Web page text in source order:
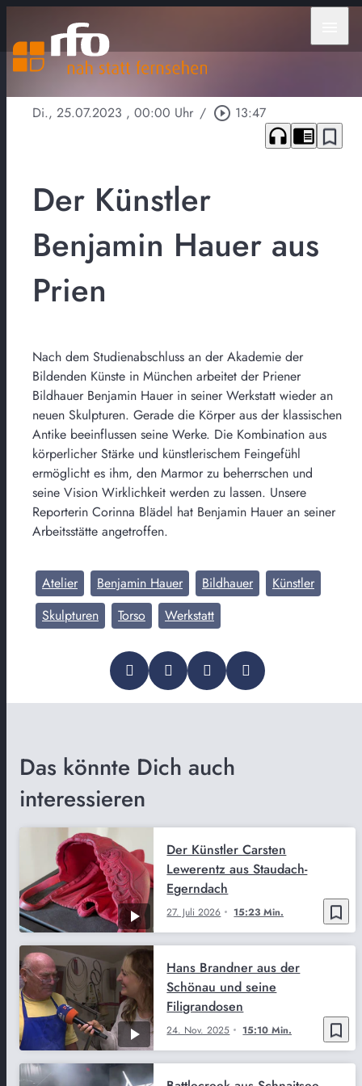
Di., 25.07.2023 , 00:00 Uhr / play_circle_outline 13:47
headphones chrome_reader_mode bookmark_border
Der Künstler
Benjamin Hauer aus
Prien
Nach dem Studienabschluss an der Akademie der
Bildenden Künste in München arbeitet der Priener
Bildhauer Benjamin Hauer in seiner Werkstatt wieder an
neuen Skulpturen. Gerade die Körper aus der klassischen
Antike beeinflussen seine Werke. Die Kombination aus
körperlicher Stärke und künstlerischem Feingefühl
ermöglicht es ihm, den Marmor zu beherrschen und
seine Vision Wirklichkeit werden zu lassen. Unsere
Reporterin Corinna Blädel hat Benjamin Hauer an seiner
Arbeitsstätte angetroffen.
Atelier Benjamin Hauer Bildhauer
Künstler
Skulpturen
Torso Werkstatt
Das könnte Dich auch
interessieren
bookmark_border
27. Juli 2026 15:23 Min.
Der Künstler Carsten
Lewerentz aus Staudach-
Egerndach
bookmark_border
24. Nov. 2025 15:10 Min.
Hans Brandner aus der
Schönau und seine
Filigrandosen